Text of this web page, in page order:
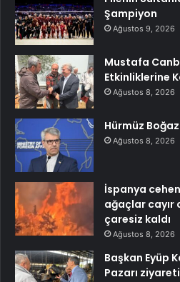
Şampiyon
Ağustos 9, 2026
Mustafa
Etkinliklerine
Ağustos 8, 2026
Hürmüz
Ağustos 8, 2026
İspanya
ağaçlar cayır
çaresiz kaldı
Ağustos 8, 2026
Başkan Eyüp
Pazarı ziyareti